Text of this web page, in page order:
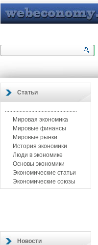
Статьи
.................................................
Мировая экономика
Мировые финансы
Мировые рынки
История экономики
Люди в экономике
Основы экономики
Экономические статьи
Экономические союзы
Новости